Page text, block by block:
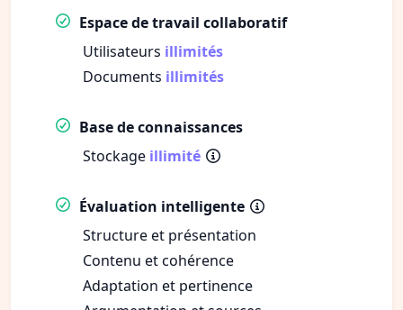
Espace de travail collaboratif
Utilisateurs illimités
Documents illimités
Base de connaissances
Stockage illimité
Évaluation intelligente
Structure et présentation
Contenu et cohérence
Adaptation et pertinence